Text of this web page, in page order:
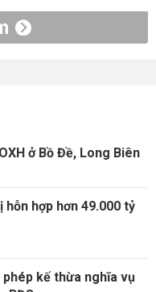
ở Bồ Đề, Long Biên
hợp hơn 49.000 tỷ
kế thừa nghĩa vụ